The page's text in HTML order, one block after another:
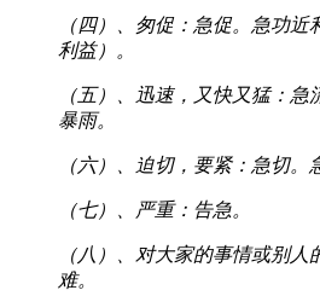
（四）、匆促：急促。急功
利益）。
（五）、迅速，又快又猛：
暴雨。
（六）、迫切，要紧：急切。
（七）、严重：告急。
（八）、对大家的事情或别
难。